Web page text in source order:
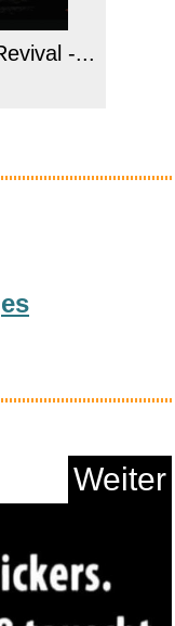
-...
Weiter